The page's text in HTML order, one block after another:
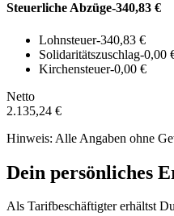
Steuerliche Abzüge-340,83 €
Lohnsteuer-340,83 €
Solidaritätszuschlag-0,00
Kirchensteuer-0,00 €
Netto
2.135,24 €
Hinweis: Alle Angaben ohne
Dein persönliches
Als Tarifbeschäftigter erhältst